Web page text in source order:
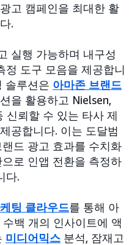
고 캠페인을 최대한 활
.
실행 가능하며 내구성
정 도구 모음을 제공합니
솔루션은 아마존 브랜드
을 활용하고 Nielsen,
신뢰할 수 있는 타사 제
공합니다. 이는 도달범
드 광고 효과를 수치화
로 인앱 전환을 측정하
다.
팅 클라우드를 통해 아
백 개의 인사이트에 액
미디어믹스 분석, 잠재고